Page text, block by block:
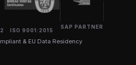
ISO 9001:2015
SAP PARTNER
& EU Data Residency